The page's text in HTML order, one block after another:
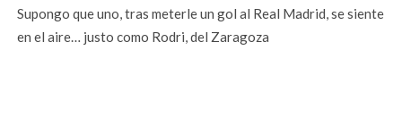
Supongo que uno, tras meterle un gol al Real Madrid, se siente
en el aire… justo como Rodri, del Zaragoza